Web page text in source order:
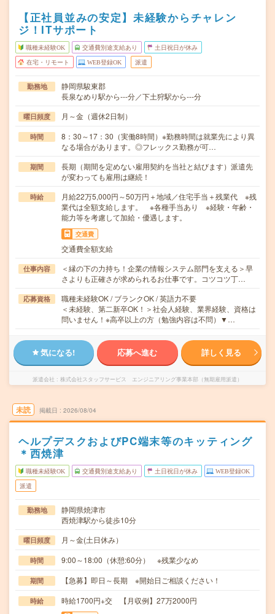
【正社員並みの安定】未経験からチャレン
ジ！ITサポート
職種未経験OK 交通費別途支給あり 土日祝日が休み
在宅・リモート WEB登録OK 派遣
勤務地
静岡県駿東郡
長泉なめり駅から---分／下土狩駅から---分
曜日頻度 月～金（週休2日制）
時間
8：30～17：30（実働8時間）※勤務時間は就業先により異
なる場合があります。◎フレックス勤務が可…
期間
長期（期間を定めない雇用契約を当社と結びます）派遣先
が変わっても雇用は継続！
時給
月給22万5,000円～50万円＋地域／住宅手当＋残業代 ※残
業代は全額支給します。 ※各種手当あり ※経験・年齢・
能力等を考慮して加給・優遇します。
交通費
交通費全額支給
仕事内容
＜縁の下の力持ち！企業の情報システム部門を支える＞早
さよりも正確さが求められるお仕事です。コツコツ丁…
応募資格
職種未経験OK / ブランクOK / 英語力不要
＜未経験、第二新卒OK！＞社会人経験、業界経験、資格は
問いません！※高卒以上の方（勉強内容は不問）▼…
気になる! 応募へ進む 詳しく見る
派遣会社 株式会社スタッフサービス エンジニアリング事業本部（無期雇用派遣）
未読 掲載日 2026/08/04
ヘルプデスクおよびPC端末等のキッティング
＊西焼津
職種未経験OK 交通費別途支給あり 土日祝日が休み WEB登録OK
派遣
勤務地
静岡県焼津市
西焼津駅から徒歩10分
曜日頻度 月～金(土日休み）
時間 9:00～18:00（休憩:60分） ※残業少なめ
期間 【急募】即日～長期 ※開始日ご相談ください！
時給 時給1700円+交 【月収例】27万2000円